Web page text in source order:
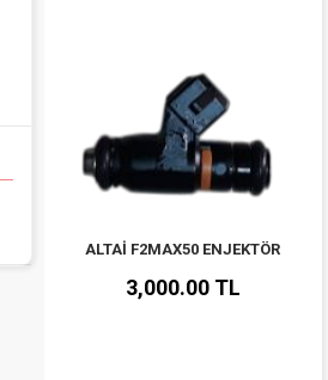
ALTAİ F2MAX50 ENJEKTÖR
3,000.00 TL